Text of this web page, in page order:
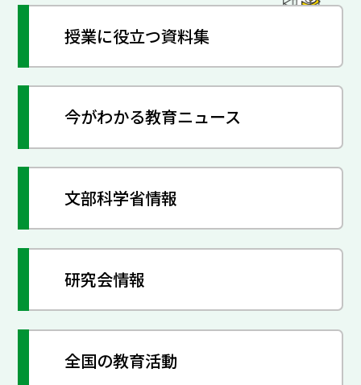
授業に役立つ資料集
今がわかる教育ニュース
文部科学省情報
研究会情報
全国の教育活動